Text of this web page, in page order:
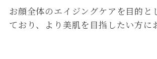
お顔全体のエイジングケアを目的と
ており、より美肌を目指したい方に